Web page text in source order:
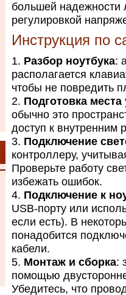
большей надежности
регулировкой
Инструкция по
Разбор ноутбука:
располагается
чтобы не повредить
Подготовка места
обычно это
доступ к внутренним
Подключение
контроллеру,
Проверьте работу
избежать ошибок.
Подключение к
USB-порту или
если есть). В
понадобится
кабели.
Монтаж и сборка:
помощью
Убедитесь, что